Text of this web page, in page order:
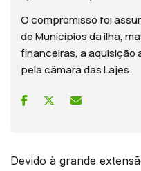
O compromisso foi
de Municípios da ilha,
financeiras, a
pela câmara das Lajes.
Devido à grande